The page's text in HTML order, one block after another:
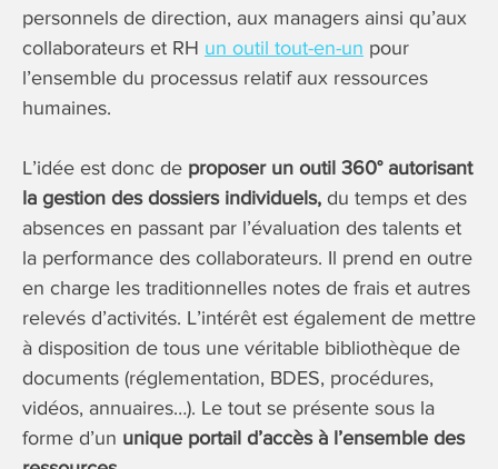
personnels de direction, aux managers ainsi qu’aux
collaborateurs et RH un outil tout-en-un pour
l’ensemble du processus relatif aux ressources
humaines.
L’idée est donc de proposer un outil 360° autorisant
la gestion des dossiers individuels, du temps et des
absences en passant par l’évaluation des talents et
la performance des collaborateurs. Il prend en outre
en charge les traditionnelles notes de frais et autres
relevés d’activités. L’intérêt est également de mettre
à disposition de tous une véritable bibliothèque de
documents (réglementation, BDES, procédures,
vidéos, annuaires…). Le tout se présente sous la
forme d’un unique portail d’accès à l’ensemble des